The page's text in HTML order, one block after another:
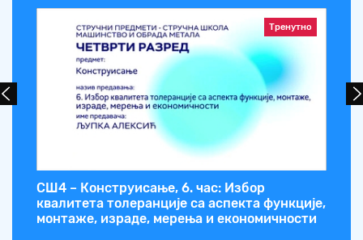
Тренутно
СШ4 – Конструисање, 6. час: Избор
квалитета толеранције са аспекта функције,
монтаже, израде, мерења и економичности